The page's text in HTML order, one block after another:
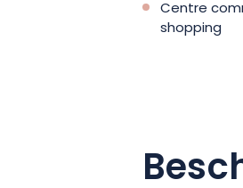
Centre
shopping